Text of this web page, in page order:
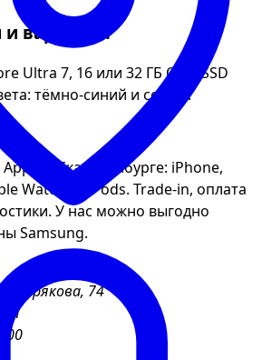
варианты
Ultra 7, 16 или 32 ГБ ОЗУ, SSD
тёмно-синий и серый.
в Екатеринбурге: iPhone,
Watch, AirPods. Trade-in, оплата
У нас можно выгодно
Samsung.
Хохрякова, 74